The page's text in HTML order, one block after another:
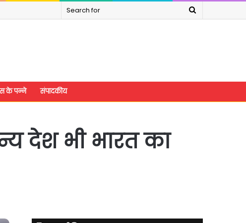
Search
के पन्ने संपादकीय
देश भी भारत का